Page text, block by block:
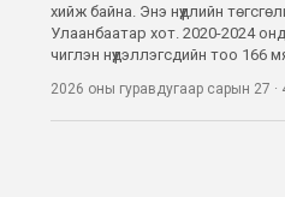
хийж байна. Энэ нүүдлийн
Улаанбаатар хот. 2020-2024
чиглэн нүүдэллэгсдийн тоо 166
Улаанбаатар хотод шилжин
олон шалтгаан бий. Гэхдээ
2026 оны гуравдугаар сарын 27 ·